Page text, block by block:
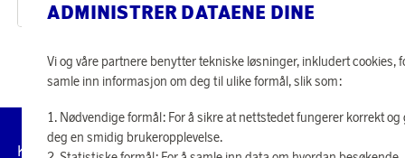
144 kr
eller 144 kr
ADMINISTRER DATAENE DINE
Vi og våre partnere benytter tekniske løsninger, inkludert cookies,
samle inn informasjon om deg til ulike formål, slik som:
Nødvendige formål: For å sikre at nettstedet fungerer korrekt og
deg en smidig brukeropplevelse.
Kundeservice Vilkår Personvernpolicy